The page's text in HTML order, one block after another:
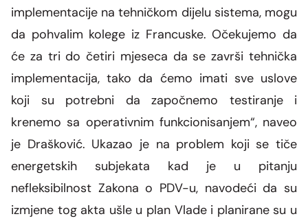
implementacije na tehničkom dijelu sistema, mogu
da pohvalim kolege iz Francuske. Očekujemo da
će za tri do četiri mjeseca da se završi tehnička
implementacija, tako da ćemo imati sve uslove
koji su potrebni da započnemo testiranje i
krenemo sa operativnim funkcionisanjem“, naveo
je Drašković. Ukazao je na problem koji se tiče
energetskih subjekata kad je u pitanju
nefleksibilnost Zakona o PDV-u, navodeći da su
izmjene tog akta ušle u plan Vlade i planirane su u